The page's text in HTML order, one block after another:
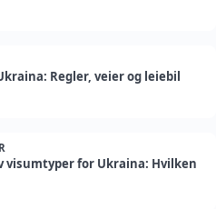
Regler, veier og leiebil
visumtyper for Ukraina: Hvilken